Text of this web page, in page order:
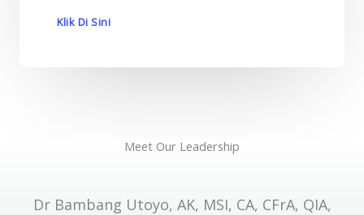
Klik Di Sini
Meet Our Leadership
Dr Bambang Utoyo, AK, MSI, CA, CFrA, QIA,